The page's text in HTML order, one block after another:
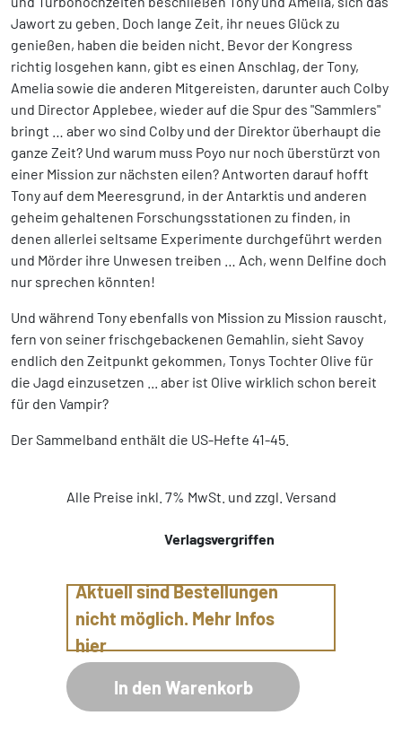
Jawort zu geben. Doch lange Zeit, ihr neues Glück zu
genießen, haben die beiden nicht. Bevor der Kongress
richtig losgehen kann, gibt es einen Anschlag, der Tony,
Amelia sowie die anderen Mitgereisten, darunter auch Colby
und Director Applebee, wieder auf die Spur des "Sammlers"
bringt … aber wo sind Colby und der Direktor überhaupt die
ganze Zeit? Und warum muss Poyo nur noch überstürzt von
einer Mission zur nächsten eilen? Antworten darauf hofft
Tony auf dem Meeresgrund, in der Antarktis und anderen
geheim gehaltenen Forschungsstationen zu finden, in
denen allerlei seltsame Experimente durchgeführt werden
und Mörder ihre Unwesen treiben … Ach, wenn Delfine doch
nur sprechen könnten!
Und während Tony ebenfalls von Mission zu Mission rauscht,
fern von seiner frischgebackenen Gemahlin, sieht Savoy
endlich den Zeitpunkt gekommen, Tonys Tochter Olive für
die Jagd einzusetzen ... aber ist Olive wirklich schon bereit
für den Vampir?
Der Sammelband enthält die US-Hefte 41-45.
Alle Preise inkl. 7% MwSt. und zzgl. Versand
Verlagsvergriffen
Aktuell sind Bestellungen
nicht möglich. Mehr Infos
hier
In den Warenkorb